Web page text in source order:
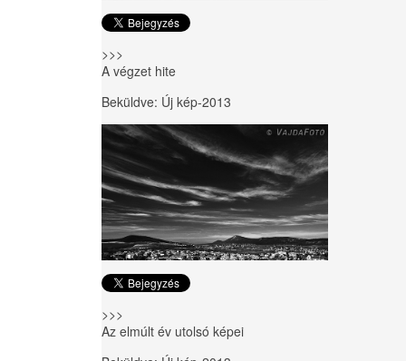
>>>
A végzet hite
Beküldve: Új kép-2013
>>>
Az elmúlt év utolsó képei